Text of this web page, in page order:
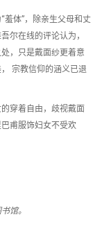
羞体”，除亲生父母和丈
尔在线的评论认为，
，只是戴面纱更着意
宗教信仰的涵义已退
穿着自由，歧视戴面
甫服饰妇女不受欢
馆。